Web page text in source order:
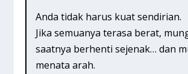
Anda tidak harus kuat sendirian.
Jika semuanya terasa berat,
saatnya berhenti sejenak… dan
menata arah.